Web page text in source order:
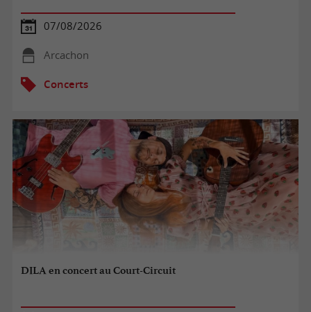
07/08/2026
Arcachon
Concerts
DILA en concert au Court-Circuit